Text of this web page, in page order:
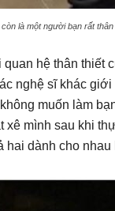
là một người bạn rất
hệ thân thiết
nghệ sĩ khác
muốn làm
xê mình sau khi
dành cho